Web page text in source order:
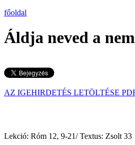
főoldal
Áldja neved a
AZ IGEHIRDETÉS LETÖLTÉSE
Lekció: Róm